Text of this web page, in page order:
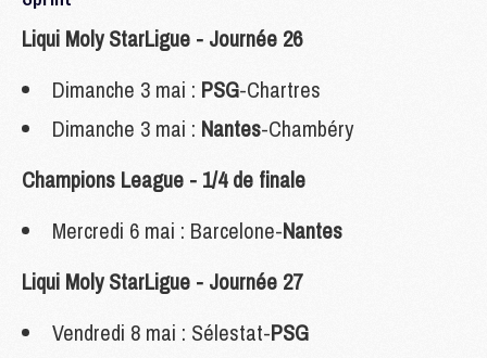
Liqui Moly StarLigue - Journée 26
Dimanche 3 mai : PSG-Chartres
Dimanche 3 mai : Nantes-Chambéry
Champions League - 1/4 de finale
Mercredi 6 mai : Barcelone-Nantes
Liqui Moly StarLigue - Journée 27
Vendredi 8 mai : Sélestat-PSG